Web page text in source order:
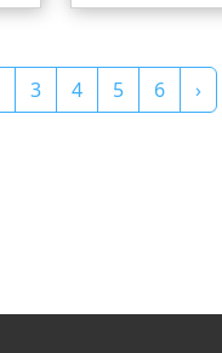
3 4 5 6 ›